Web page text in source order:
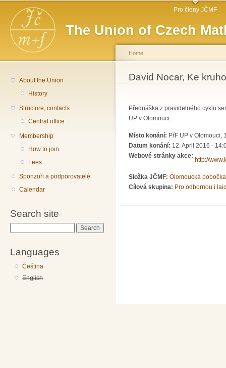
The Union of Czech
Main menu Pro členy JČMF
About the Union
History
Structure, contacts
Central office
Membership
How to join
Fees
Sponzoři a podporovatelé
Calendar
Search site
Languages
Čeština
English
You are here
Home
David Nocar, Ke
Přednáška z pravidelného cyklu
UP v Olomouci.
Místo konání: PřF UP v Olomouci,
Datum konání: 12. April 2016 -
Webové stránky akce:
http://
Složka JČMF: Olomoucká pobočka
Cílová skupina: Pro odbornou i